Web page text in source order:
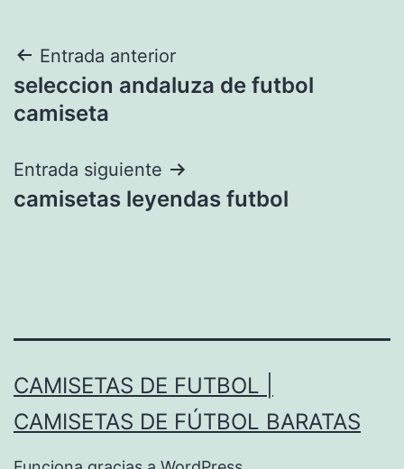
Navegación
de
Entrada anterior
seleccion andaluza de futbol
camiseta
Entrada siguiente
camisetas leyendas futbol
CAMISETAS DE FUTBOL |
CAMISETAS DE FÚTBOL BARATAS